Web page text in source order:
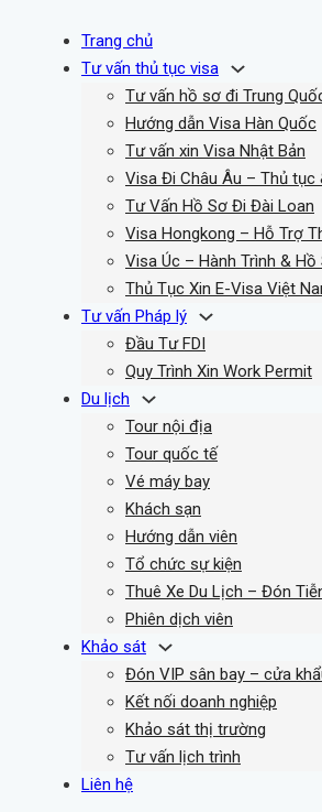
Trang chủ
Tư vấn thủ tục visa
Tư vấn hồ sơ đi Trung
Hướng dẫn Visa Hàn Quốc
Tư vấn xin Visa Nhật Bản
Visa Đi Châu Âu – Thủ tục
Tư Vấn Hồ Sơ Đi Đài Loan
Visa Hongkong – Hỗ Trợ
Visa Úc – Hành Trình & Hồ
Thủ Tục Xin E-Visa Việt
Tư vấn Pháp lý
Đầu Tư FDI
Quy Trình Xin Work Permit
Du lịch
Tour nội địa
Tour quốc tế
Vé máy bay
Khách sạn
Hướng dẫn viên
Tổ chức sự kiện
Thuê Xe Du Lịch – Đón
Phiên dịch viên
Khảo sát
Đón VIP sân bay – cửa
Kết nối doanh nghiệp
Khảo sát thị trường
Tư vấn lịch trình
Liên hệ